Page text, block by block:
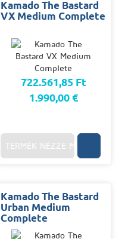
Kamado The Bastard
VX Medium Complete
722.561,85 Ft
1.990,00 €
TERMÉK NÉZZE MEG
Kamado The Bastard
Urban Medium
Complete